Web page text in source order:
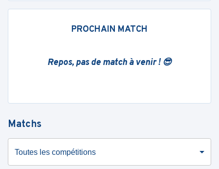
PROCHAIN MATCH
Repos, pas de match à venir ! 😎
Matchs
Toutes les compétitions